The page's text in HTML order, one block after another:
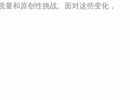
量和原创性挑战。面对这些变化，